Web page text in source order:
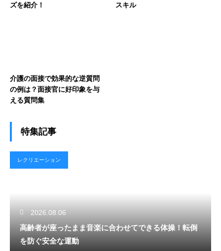
ズを紹介！
スキル
介護の面接で効果的な逆質問
の例は？面接官に好印象を与
える質問集
特集記事
レクリエーション
2026.08.06
高齢者が座ったまま音楽に合わせてできる体操！転倒
を防ぐ安全な運動